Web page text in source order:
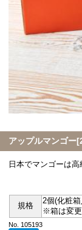
アップルマンゴー
日本でマンゴーは
規格
2個(化粧
※箱は変
No. 105193